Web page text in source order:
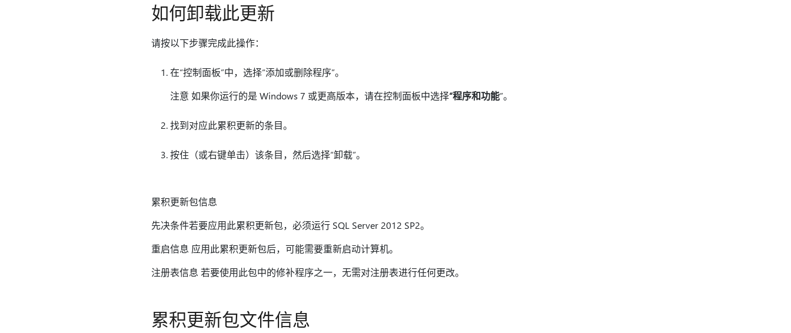
如何卸载此更新
请按以下步骤完成此操作：
在“控制面板”中，选择“添加或删除程序”。
注意 如果你运行的是 Windows 7 或更高版本，请在控制面板中选择“程序和功能”。
找到对应此累积更新的条目。
按住（或右键单击）该条目，然后选择“卸载”。
累积更新包信息
先决条件若要应用此累积更新包，必须运行 SQL Server 2012 SP2。
重启信息 应用此累积更新包后，可能需要重新启动计算机。
注册表信息 若要使用此包中的修补程序之一，无需对注册表进行任何更改。
累积更新包文件信息